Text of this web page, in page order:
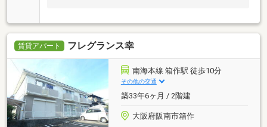
賃貸アパート フレグランス幸
南海本線 箱作駅 徒歩10分
その他の交通
築33年6ヶ月 / 2階建
大阪府阪南市箱作